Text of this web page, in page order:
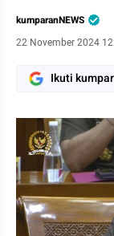
kumparanNEWS
22 November 2024
Ikuti